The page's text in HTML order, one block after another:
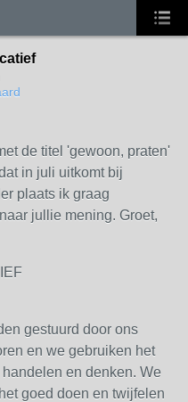
de titel 'gewoon, praten'
in juli uitkomt bij
plaats ik graag
jullie mening. Groet,
gestuurd door ons
en we gebruiken het
en denken. We
goed doen en twijfelen